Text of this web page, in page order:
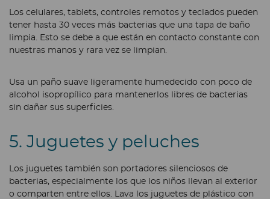
Los celulares, tablets, controles remotos y teclados pueden
tener hasta 30 veces más bacterias que una tapa de baño
limpia. Esto se debe a que están en contacto constante con
nuestras manos y rara vez se limpian.
Usa un paño suave ligeramente humedecido con poco de
alcohol isopropílico para mantenerlos libres de bacterias
sin dañar sus superficies.
5. Juguetes y peluches
Los juguetes también son portadores silenciosos de
bacterias, especialmente los que los niños llevan al exterior
o comparten entre ellos. Lava los juguetes de plástico con